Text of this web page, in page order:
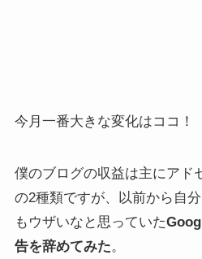
今月一番大きな変化はココ！
僕のブログの収益は主にアド
の2種類ですが、以前から自
もウザいなと思っていた
告を辞めてみた。